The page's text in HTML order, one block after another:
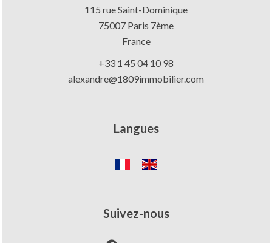
115 rue Saint-Dominique
75007 Paris 7ème
France
+33 1 45 04 10 98
alexandre@1809immobilier.com
Langues
Suivez-nous